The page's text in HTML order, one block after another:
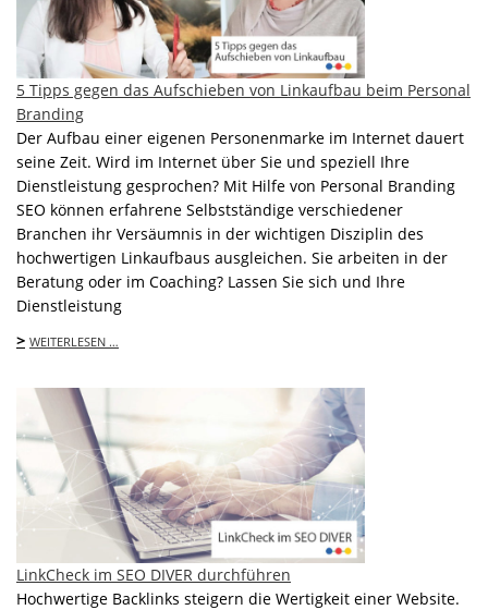
5 Tipps gegen das Aufschieben von Linkaufbau beim Personal
Branding
Der Aufbau einer eigenen Personenmarke im Internet dauert
seine Zeit. Wird im Internet über Sie und speziell Ihre
Dienstleistung gesprochen? Mit Hilfe von Personal Branding
SEO können erfahrene Selbstständige verschiedener
Branchen ihr Versäumnis in der wichtigen Disziplin des
hochwertigen Linkaufbaus ausgleichen. Sie arbeiten in der
Beratung oder im Coaching? Lassen Sie sich und Ihre
Dienstleistung
> WEITERLESEN …
LinkCheck im SEO DIVER durchführen
Hochwertige Backlinks steigern die Wertigkeit einer Website.